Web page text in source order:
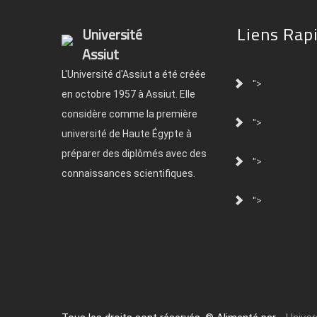
Université
Assiut
L'Université d'Assiut a été créée
en octobre 1957 à Assiut. Elle
considère comme la première
université de Haute Égypte à
préparer des diplômés avec des
connaissances scientifiques.
Liens
">
">
">
">